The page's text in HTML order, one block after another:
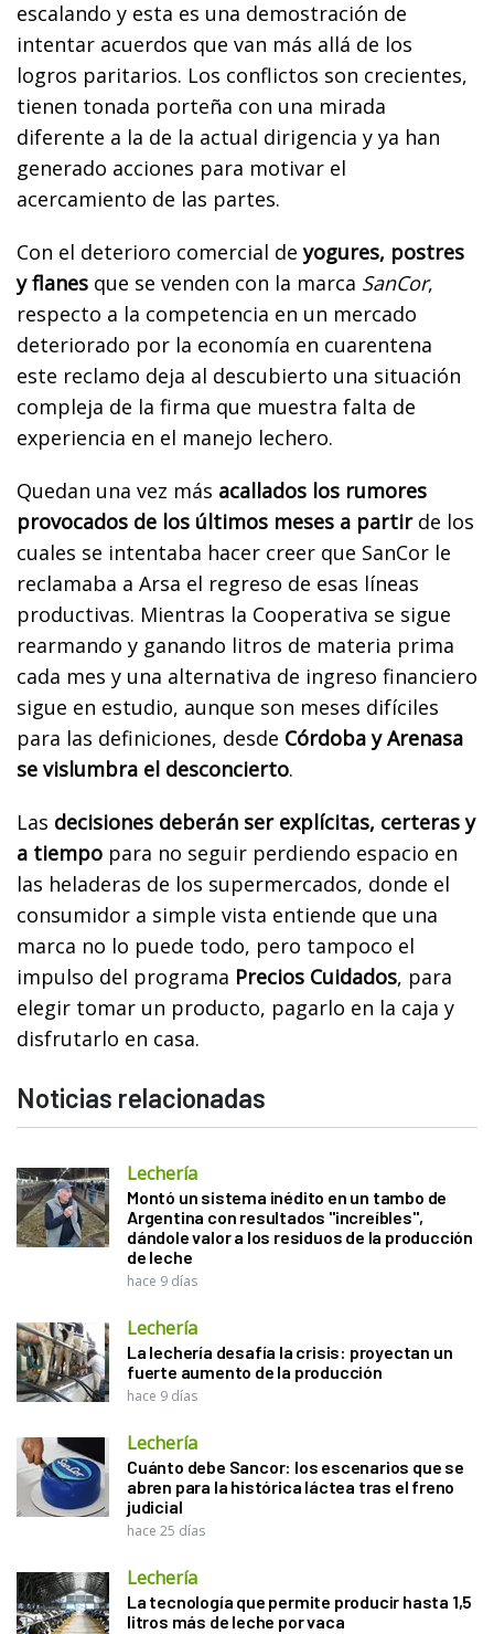
escalando y esta es una demostración de
intentar acuerdos que van más allá de los
logros paritarios. Los conflictos son crecientes,
tienen tonada porteña con una mirada
diferente a la de la actual dirigencia y ya han
generado acciones para motivar el
acercamiento de las partes.
Con el deterioro comercial deyogures, postres
y flanes que se venden con la marca SanCor,
respecto a la competencia en un mercado
deteriorado por la economía en cuarentena
este reclamo deja al descubierto una situación
compleja de la firma que muestra falta de
experiencia en el manejo lechero.
Quedan una vez más acallados los rumores
provocados de los últimos meses a partirde los
cuales se intentaba hacer creer que SanCor le
reclamaba a Arsa el regreso de esas líneas
productivas. Mientras la Cooperativa se sigue
rearmando y ganando litros de materia prima
cada mes y una alternativa de ingreso financiero
sigue en estudio, aunque son meses difíciles
para las definiciones, desde Córdoba y Arenasa
se vislumbra el desconcierto.
Las decisiones deberán ser explícitas, certeras y
a tiempo para no seguir perdiendo espacio en
las heladeras de los supermercados, donde el
consumidor a simple vista entiende que una
marca no lo puede todo, pero tampoco el
impulso del programa Precios Cuidados, para
elegir tomar un producto, pagarlo en la caja y
disfrutarlo en casa.
Noticias relacionadas
Lechería
Montó un sistema inédito en un tambo de
Argentina con resultados "increíbles",
dándole valor a los residuos de la producción
de leche
hace 9 días
Lechería
La lechería desafía la crisis: proyectan un
fuerte aumento de la producción
hace 9 días
Lechería
Cuánto debe Sancor: los escenarios que se
abren para la histórica láctea tras el freno
judicial
hace 25 días
Lechería
La tecnología que permite producir hasta 1,5
litros más de leche por vaca